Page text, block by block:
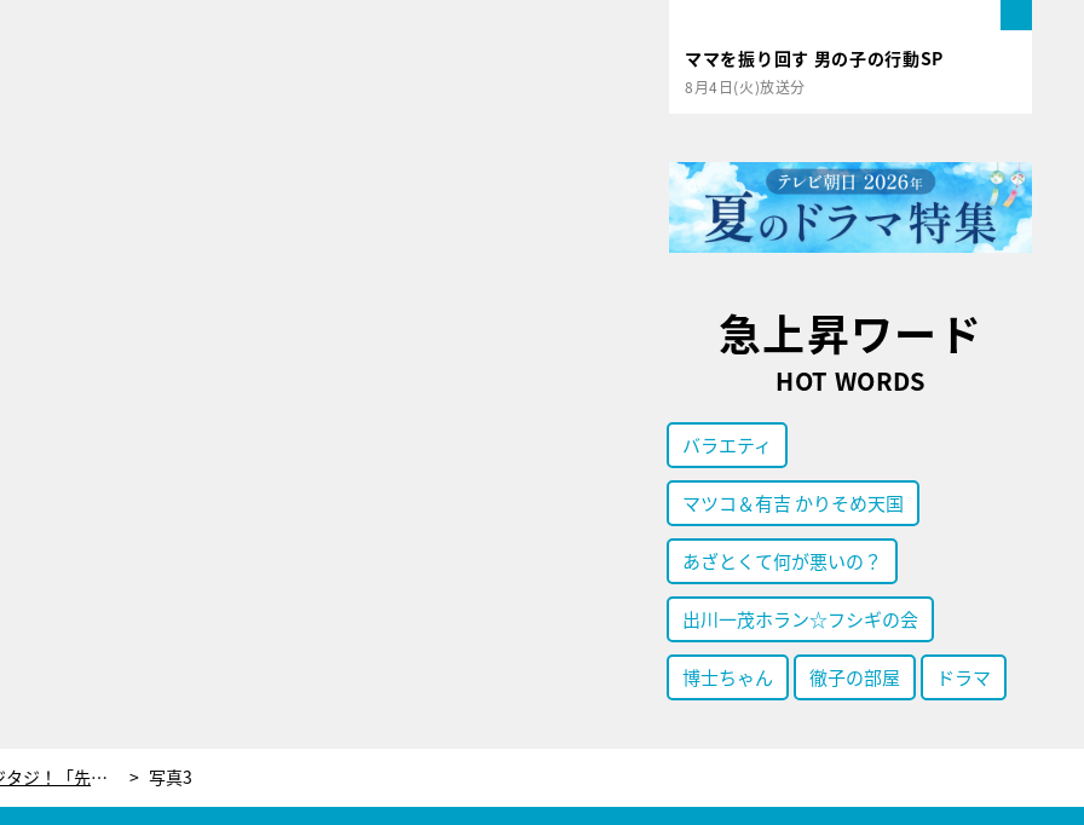
ママを振り回す 男の子の行動SP
8月4日(火)放送分
急上昇ワード
HOT WORDS
バラエティ
マツコ＆有吉 かりそめ天国
あざとくて何が悪いの？
出川一茂ホラン☆フシギの会
博士ちゃん 徹子の部屋 ドラマ
山田涼介、大橋和也の暴露にタジタジ！「先輩ながらかわいらしい」『俺の可愛いはもうすぐ消費期限!?』制作発表 写真3